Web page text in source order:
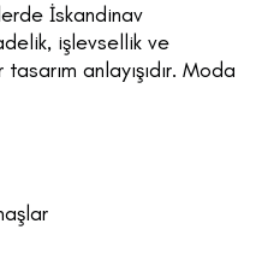
İskandinav
işlevsellik ve
anlayışıdır. Moda